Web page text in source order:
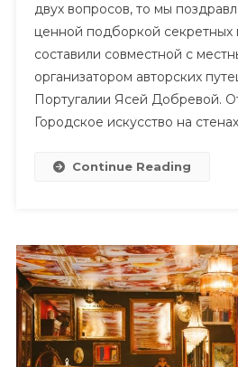
Стоит
двух вопросов, то мы
ценной подборкой секретных
составили совместной с
организатором авторских
Португалии Ясей Добревой.
Городское искусство на
Continue Reading